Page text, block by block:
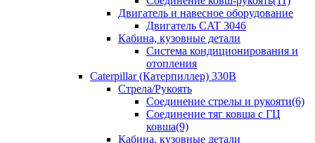
Двигатель и навесное оборудование
Двигатель CAT 3046
Кабина, кузовные детали
Система кондиционирования и
отопления
Caterpillar (Катерпиллер) 330B
Стрела/Рукоять
Соединение стрелы и рукояти(6)
Соединение тяг ковша с ГЦ
ковша(9)
Кабина, кузовные детали